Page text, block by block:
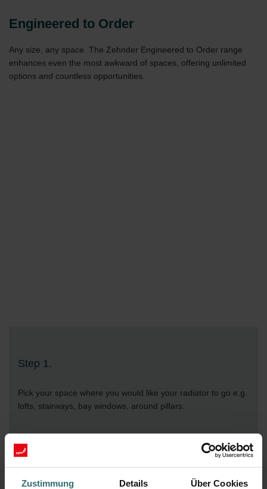
Zustimmung Details Über Cookies
Engineered to Order
Any size, any space. The Zehnder Engineered to Order range
enhances even the most awkward of spaces, offering unlimited
options and countless opportunities.
Step 1.
Pick your space where you would like your radiator to go e.g.
lofts, stairways, bay windows, around pillars.